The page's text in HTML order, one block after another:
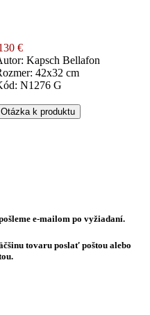
€
Kapsch Bellafon
42x32 cm
N1276 G
Otázka k produktu
e-mailom po vyžiadaní.
tovaru poslať poštou alebo